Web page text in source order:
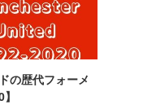
の歴代フォーメ